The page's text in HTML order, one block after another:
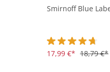
Smirnoff Blue
Durchschnittliche
17,99 €* 18,79 €*